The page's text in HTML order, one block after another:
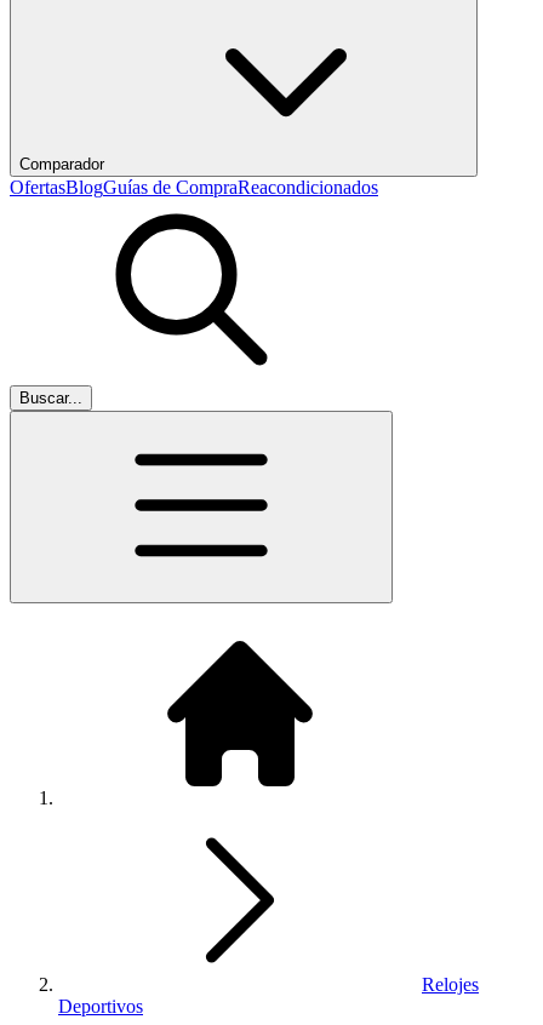
Comparador
OfertasBlogGuías de CompraReacondicionados
Buscar...
Relojes
Deportivos